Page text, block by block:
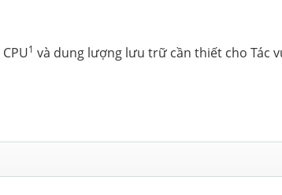
1 và dung lượng lưu trữ cần thiết cho Tác